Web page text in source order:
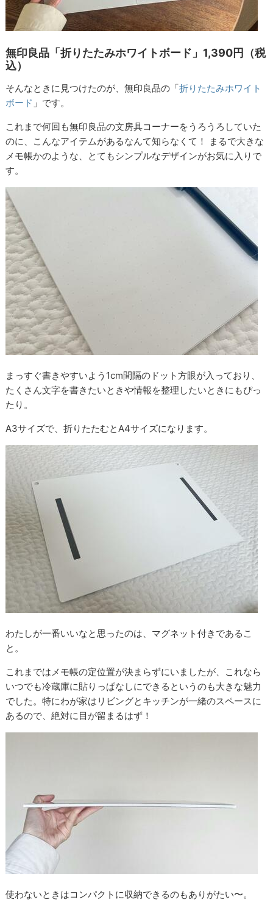
無印良品「折りたたみホワイトボード」1,390円（税
込）
そんなときに見つけたのが、無印良品の「折りたたみホワイト
ボード 」です。
これまで何回も無印良品の文房具コーナーをうろうろしていた
のに、こんなアイテムがあるなんて知らなくて！ まるで大きな
メモ帳かのような、とてもシンプルなデザインがお気に入りで
す。
まっすぐ書きやすいよう1cm間隔のドット方眼が入っており、
たくさん文字を書きたいときや情報を整理したいときにもぴっ
たり。
A3サイズで、折りたたむとA4サイズになります。
わたしが一番いいなと思ったのは、マグネット付きであるこ
と。
これまではメモ帳の定位置が決まらずにいましたが、これなら
いつでも冷蔵庫に貼りっぱなしにできるというのも大きな魅力
でした。特にわが家はリビングとキッチンが一緒のスペースに
あるので、絶対に目が留まるはず！
使わないときはコンパクトに収納できるのもありがたい〜。